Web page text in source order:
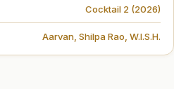
Cocktail 2 (2026)
Aarvan Shilpa Rao W.I.S.H.